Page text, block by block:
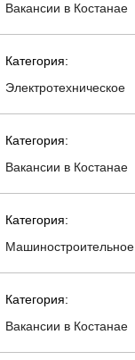
Вакансии в Костанае
Категория:
Электротехническое
Категория:
Вакансии в Костанае
Категория:
Машиностроительное
Категория:
Вакансии в Костанае